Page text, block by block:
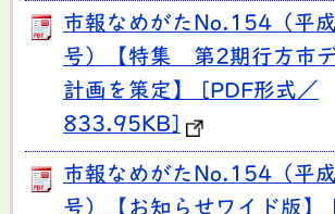
市報なめがたNo.154（平
号）【特集 第2期行方市
計画を策定】 [PDF形式／
833.95KB]
市報なめがたNo.154（平